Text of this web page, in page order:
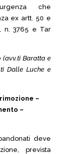
che
ex artt. 50 e
n. 3765 e Tar
(avv.ti Baratta e
Dalle Luche e
–
–
deve
prevista